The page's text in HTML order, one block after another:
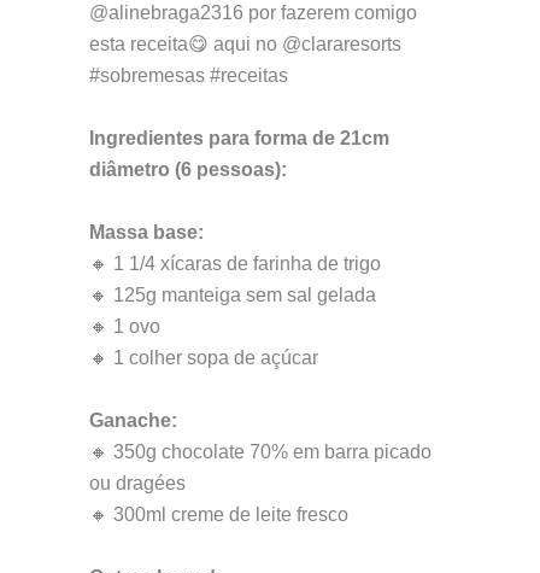
@alinebraga2316 por fazerem comigo
esta receita😋 aqui no @clararesorts
#sobremesas #receitas
Ingredientes para forma de 21cm
diâmetro (6 pessoas):
Massa base:
🔸 1 1/4 xícaras de farinha de trigo
🔸 125g manteiga sem sal gelada
🔸 1 ovo
🔸 1 colher sopa de açúcar
Ganache:
🔸 350g chocolate 70% em barra picado
ou dragées
🔸 300ml creme de leite fresco